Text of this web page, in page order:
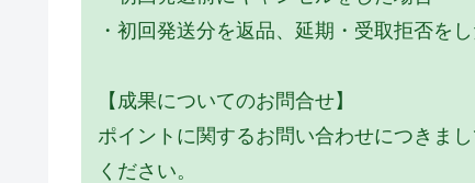
・初回発送分を返品、延期・受取拒否を
【成果についてのお問合せ】
ポイントに関するお問い合わせにつきま
ください。